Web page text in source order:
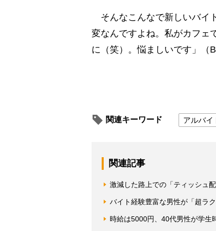
そんなこんなで新しいバイ
変なんですよね。私がカフェ
に（笑）。悩ましいです」（B
関連キーワード アルバイ
関連記事
激減した路上での「ティッシュ
バイト経験豊富な男性が「超ラ
時給は5000円、40代男性が学生